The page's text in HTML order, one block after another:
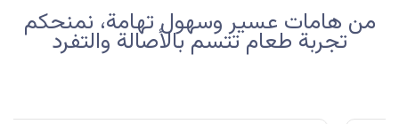
من هامات عسير وسهول تهامة، نمنحكم
تجربة طعام تتسم بالأصالة والتفرد